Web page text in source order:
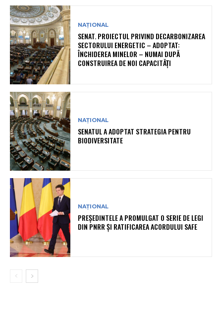
NAȚIONAL
SENAT. PROIECTUL PRIVIND DECARBONIZAREA
SECTORULUI ENERGETIC – ADOPTAT:
ÎNCHIDEREA MINELOR – NUMAI DUPĂ
CONSTRUIREA DE NOI CAPACITĂȚI
NAȚIONAL
SENATUL A ADOPTAT STRATEGIA PENTRU
BIODIVERSITATE
NAȚIONAL
PREȘEDINTELE A PROMULGAT O SERIE DE LEGI
DIN PNRR ȘI RATIFICAREA ACORDULUI SAFE